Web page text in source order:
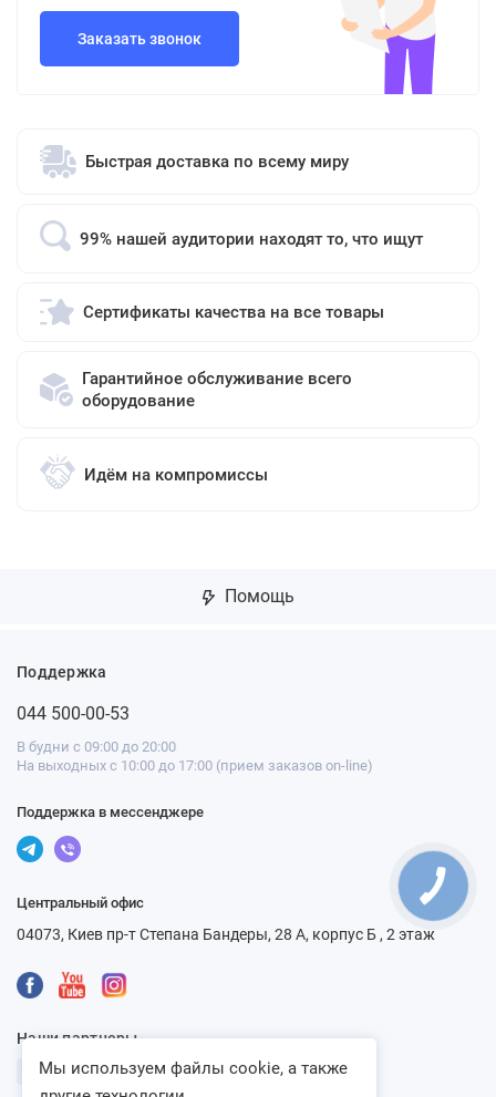
Заказать звонок
Быстрая доставка по всему миру
99% нашей аудитории находят то, что ищут
Сертификаты качества на все товары
Гарантийное обслуживание всего
оборудование
Идём на компромиссы
Помощь
Поддержка
044 500-00-53
В будни с 09:00 до 20:00
На выходных с 10:00 до 17:00 (прием заказов on-line)
Поддержка в мессенджере
Центральный офис
04073, Киев пр-т Степана Бандеры, 28 А, корпус Б , 2 этаж
Наши партнеры
Мы используем файлы cookie, а также